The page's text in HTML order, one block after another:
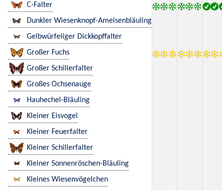
C-Falter
Dunkler Wiesenknopf-Ameisenbläuling
Gelbwürfeliger Dickkopffalter
Großer Fuchs
Großer Schillerfalter
Großes Ochsenauge
Hauhechel-Bläuling
Kleiner Eisvogel
Kleiner Feuerfalter
Kleiner Schillerfalter
Kleiner Sonnenröschen-Bläuling
Kleines Wiesenvögelchen